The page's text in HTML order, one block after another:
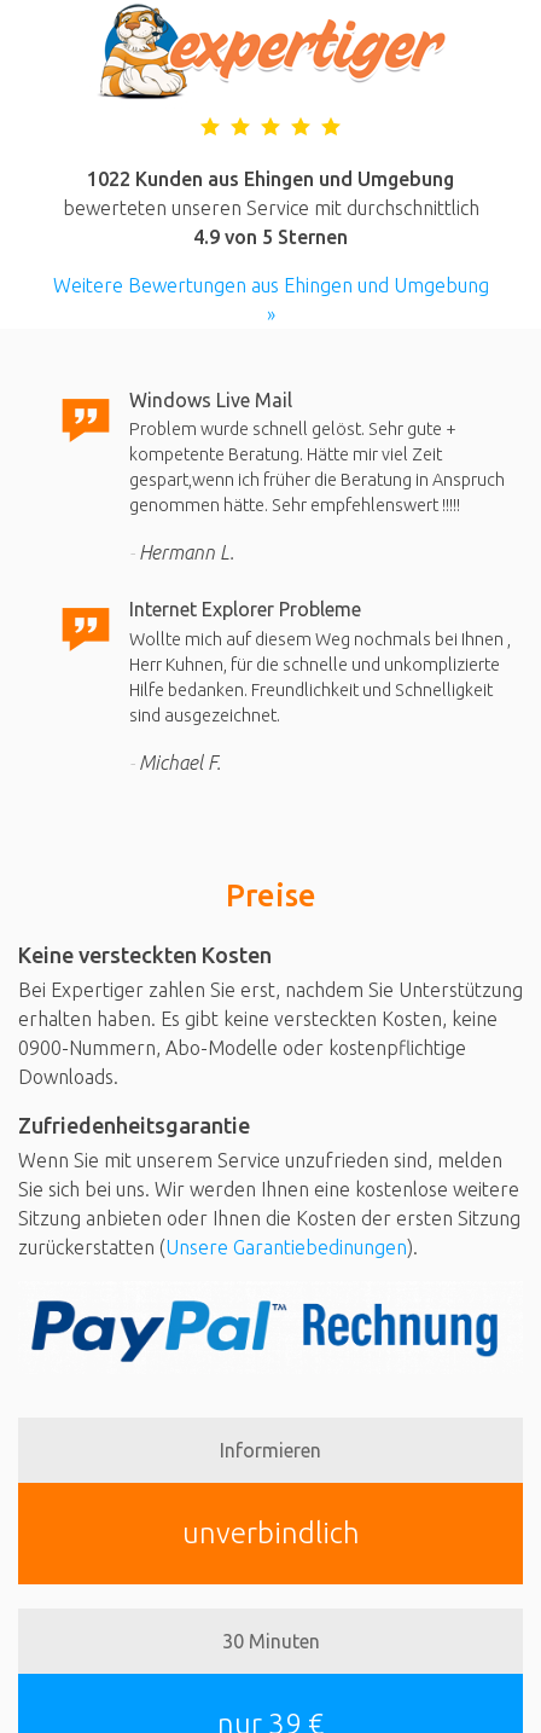
1022 Kunden aus Ehingen und Umgebung
bewerteten unseren Service mit durchschnittlich
4.9 von 5 Sternen
Weitere Bewertungen aus Ehingen und Umgebung
»
Windows Live Mail
Problem wurde schnell gelöst. Sehr gute +
kompetente Beratung. Hätte mir viel Zeit
gespart,wenn ich früher die Beratung in Anspruch
genommen hätte. Sehr empfehlenswert !!!!!
Hermann L.
Internet Explorer Probleme
Wollte mich auf diesem Weg nochmals bei Ihnen ,
Herr Kuhnen, für die schnelle und unkomplizierte
Hilfe bedanken. Freundlichkeit und Schnelligkeit
sind ausgezeichnet.
Michael F.
Preise
Keine versteckten Kosten
Bei Expertiger zahlen Sie erst, nachdem Sie Unterstützung
erhalten haben. Es gibt keine versteckten Kosten, keine
0900-Nummern, Abo-Modelle oder kostenpflichtige
Downloads.
Zufriedenheitsgarantie
Wenn Sie mit unserem Service unzufrieden sind, melden
Sie sich bei uns. Wir werden Ihnen eine kostenlose weitere
Sitzung anbieten oder Ihnen die Kosten der ersten Sitzung
zurückerstatten (Unsere Garantiebedinungen).
Informieren
unverbindlich
30 Minuten
nur 39 €